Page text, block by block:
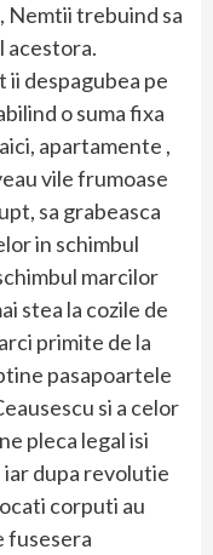
Nemtii trebuind sa
acestora.
despagubea pe
o suma fixa
apartamente ,
vile frumoase
sa grabeasca
in schimbul
marcilor
stea la cozile de
primite de la
pasapoartele
si a celor
pleca legal isi
iar dupa revolutie
corputi au
fusesera